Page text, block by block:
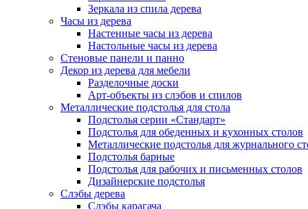
Зеркала из спила дерева
Часы из дерева
Настенные часы из дерева
Настольные часы из дерева
Стеновые панели и панно
Декор из дерева для мебели
Разделочные доски
Арт-объекты из слэбов и спилов
Металлические подстолья для стола
Подстолья серии «Стандарт»
Подстолья для обеденных и кухонных столов
Металлические подстолья для журнального
Подстолья барные
Подстолья для рабочих и письменных столов
Дизайнерские подстолья
Слэбы дерева
Слэбы карагача